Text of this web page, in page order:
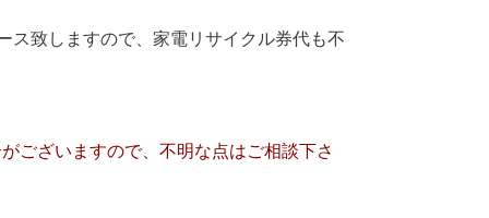
ス致しますので、家電リサイクル券代も不
ございますので、不明な点はご相談下さ